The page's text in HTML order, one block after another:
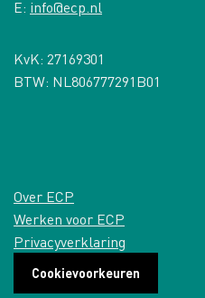
E: info@ecp.nl
KvK: 27169301
BTW: NL806777291B01
Over ECP
Werken voor ECP
Privacyverklaring
Cookievoorkeuren